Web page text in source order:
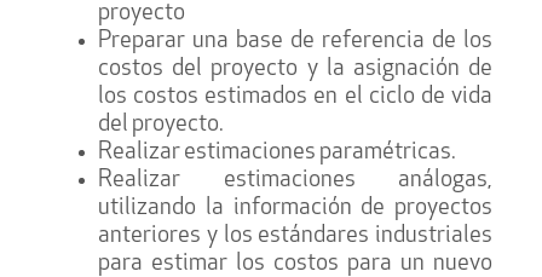
proyecto
Preparar una base de referencia de los
costos del proyecto y la asignación de
los costos estimados en el ciclo de vida
del proyecto.
Realizar estimaciones paramétricas.
Realizar estimaciones análogas,
utilizando la información de proyectos
anteriores y los estándares industriales
para estimar los costos para un nuevo